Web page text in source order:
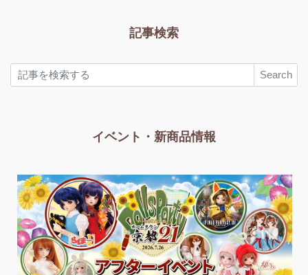
記事検索
Search
イベント・新商品情報